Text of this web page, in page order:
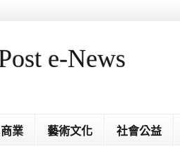
e-News
商業 藝術文化 社會公益